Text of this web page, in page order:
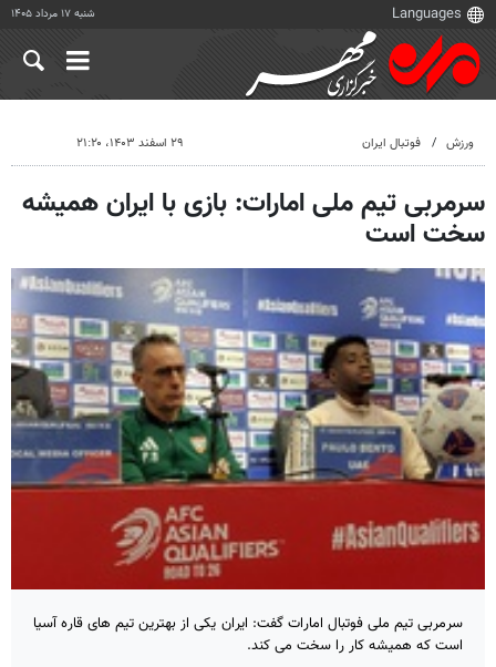
شنبه ۱۷ مرداد ۱۴۰۵
ورزش فوتبال ایران ۲۹ اسفند ۱۴۰۳، ۲۱:۲۰
سرمربی تیم ملی امارات: بازی با ایران همیشه
سخت است
سرمربی تیم ملی فوتبال امارات گفت: ایران یکی از بهترین تیم های قاره آسیا
است که همیشه کار را سخت می کند.